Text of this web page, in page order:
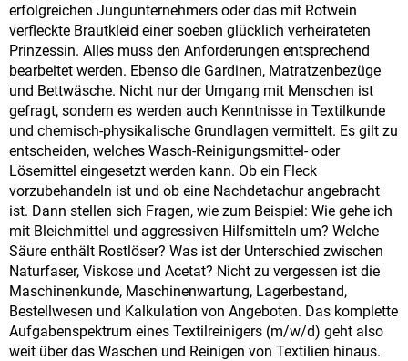
erfolgreichen Jungunternehmers oder das mit Rotwein
verfleckte Brautkleid einer soeben glücklich verheirateten
Prinzessin. Alles muss den Anforderungen entsprechend
bearbeitet werden. Ebenso die Gardinen, Matratzenbezüge
und Bettwäsche. Nicht nur der Umgang mit Menschen ist
gefragt, sondern es werden auch Kenntnisse in Textilkunde
und chemisch-physikalische Grundlagen vermittelt. Es gilt zu
entscheiden, welches Wasch-Reinigungsmittel- oder
Lösemittel eingesetzt werden kann. Ob ein Fleck
vorzubehandeln ist und ob eine Nachdetachur angebracht
ist. Dann stellen sich Fragen, wie zum Beispiel: Wie gehe ich
mit Bleichmittel und aggressiven Hilfsmitteln um? Welche
Säure enthält Rostlöser? Was ist der Unterschied zwischen
Naturfaser, Viskose und Acetat? Nicht zu vergessen ist die
Maschinenkunde, Maschinenwartung, Lagerbestand,
Bestellwesen und Kalkulation von Angeboten. Das komplette
Aufgabenspektrum eines Textilreinigers (m/w/d) geht also
weit über das Waschen und Reinigen von Textilien hinaus.